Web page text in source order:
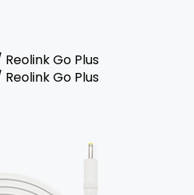
Go Plus
Go Plus